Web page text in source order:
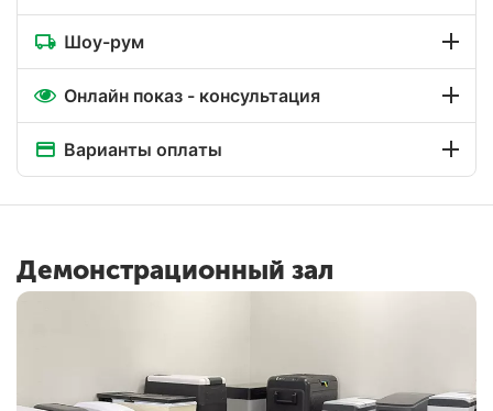
Шоу-рум
Онлайн показ - консультация
Варианты оплаты
Демонстрационный зал